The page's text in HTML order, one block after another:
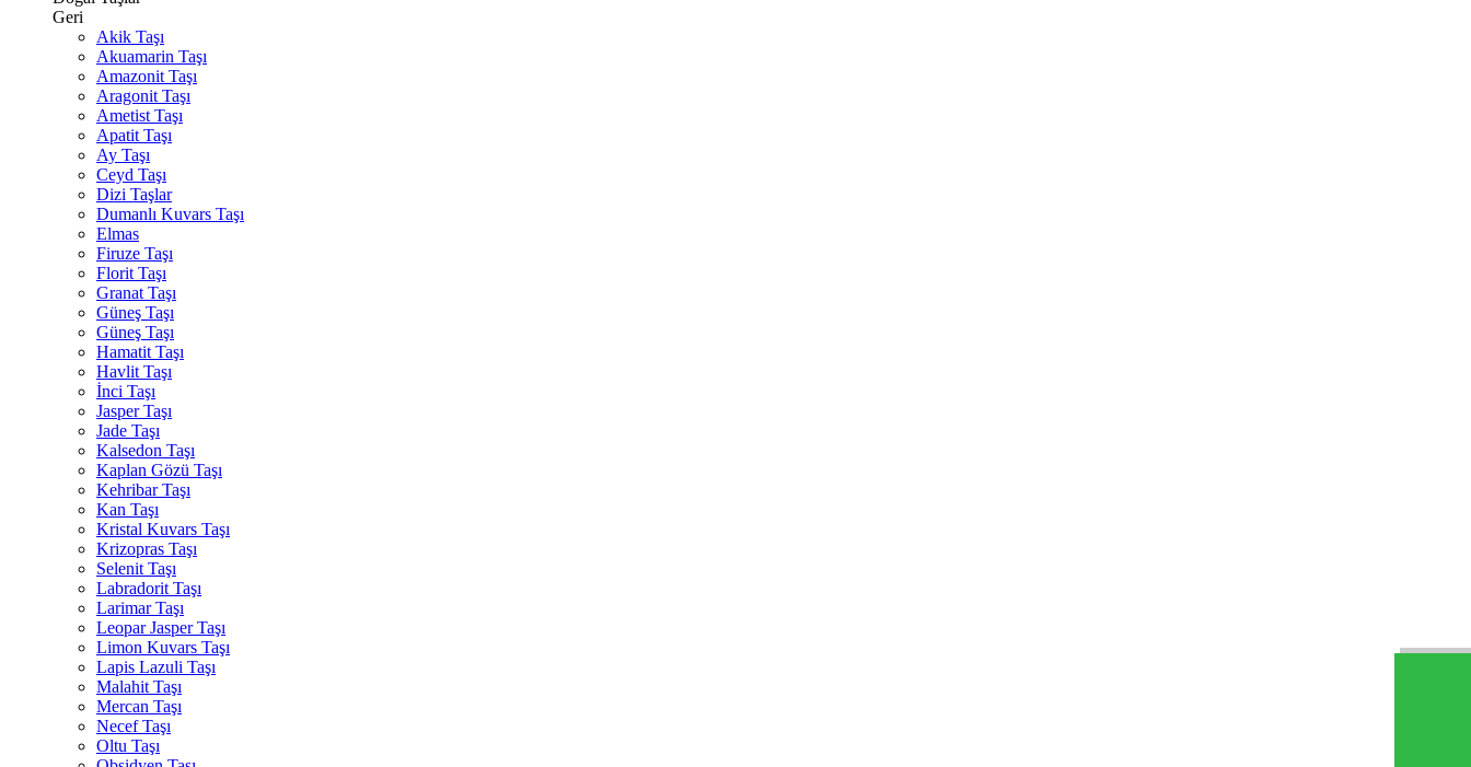
Geri
Akik Taşı
Akuamarin Taşı
Amazonit Taşı
Aragonit Taşı
Ametist Taşı
Apatit Taşı
Ay Taşı
Ceyd Taşı
Dizi Taşlar
Dumanlı Kuvars Taşı
Elmas
Firuze Taşı
Florit Taşı
Granat Taşı
Güneş Taşı
Güneş Taşı
Hamatit Taşı
Havlit Taşı
İnci Taşı
Jasper Taşı
Jade Taşı
Kalsedon Taşı
Kaplan Gözü Taşı
Kehribar Taşı
Kan Taşı
Kristal Kuvars Taşı
Krizopras Taşı
Selenit Taşı
Labradorit Taşı
Larimar Taşı
Leopar Jasper Taşı
Limon Kuvars Taşı
Lapis Lazuli Taşı
Malahit Taşı
Mercan Taşı
Necef Taşı
Oltu Taşı